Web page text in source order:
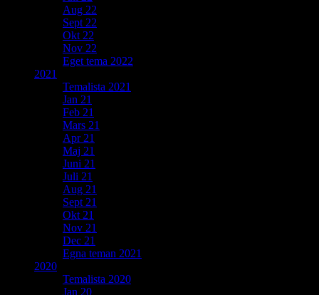
Aug 22
Sept 22
Okt 22
Nov 22
Eget tema 2022
2021
Temalista 2021
Jan 21
Feb 21
Mars 21
Apr 21
Maj 21
Juni 21
Juli 21
Aug 21
Sept 21
Okt 21
Nov 21
Dec 21
Egna teman 2021
2020
Temalista 2020
Jan 20